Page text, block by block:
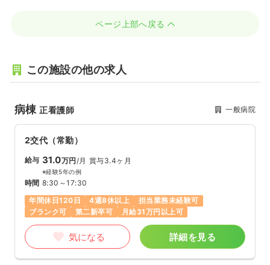
ページ上部へ戻る
この施設の他の求人
病棟正看護師 一般病院
2交代（常勤）
給与 31.0万円/月 賞与3.4ヶ月
※経験5年の例
時間 8:30～17:30
年間休日120日
4週8休以上
担当業務未経験可
ブランク可
第二新卒可 月給31万円以上可
気になる 詳細を見る